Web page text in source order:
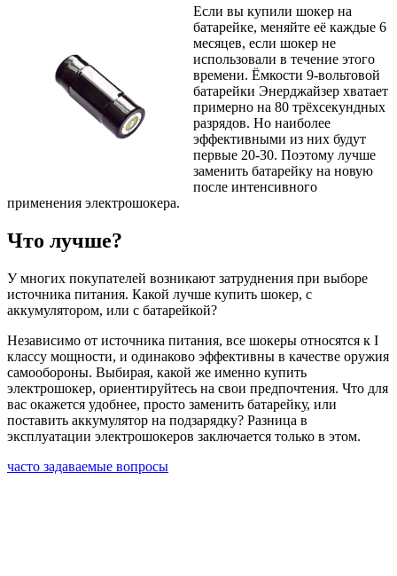
Если вы купили шокер на
батарейке, меняйте её каждые 6
месяцев, если шокер не
использовали в течение этого
времени. Ёмкости 9-вольтовой
батарейки Энерджайзер хватает
примерно на 80 трёхсекундных
разрядов. Но наиболее
эффективными из них будут
первые 20-30. Поэтому лучше
заменить батарейку на новую
после интенсивного
применения электрошокера.
Что лучше?
У многих покупателей возникают затруднения при выборе
источника питания. Какой лучше купить шокер, с
аккумулятором, или с батарейкой?
Независимо от источника питания, все шокеры относятся к I
классу мощности, и одинаково эффективны в качестве оружия
самообороны. Выбирая, какой же именно купить
электрошокер, ориентируйтесь на свои предпочтения. Что для
вас окажется удобнее, просто заменить батарейку, или
поставить аккумулятор на подзарядку? Разница в
эксплуатации электрошокеров заключается только в этом.
часто задаваемые вопросы